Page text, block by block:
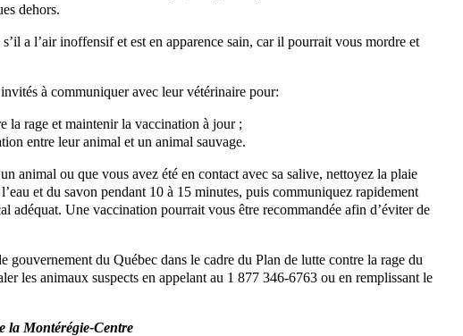
dehors.
a l’air inoffensif et est en apparence sain, car il pourrait vous mordre et
à communiquer avec leur vétérinaire pour:
la rage et maintenir la vaccination à jour ;
entre leur animal et un animal sauvage.
animal ou que vous avez été en contact avec sa salive, nettoyez la plaie
et du savon pendant 10 à 15 minutes, puis communiquez rapidement
adéquat. Une vaccination pourrait vous être recommandée afin d’éviter de
gouvernement du Québec dans le cadre du Plan de lutte contre la rage du
les animaux suspects en appelant au 1 877 346-6763 ou en remplissant le
la Montérégie-Centre